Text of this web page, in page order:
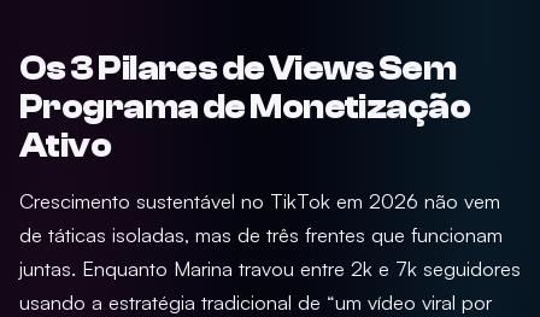
Os 3 Pilares de Views Sem
Programa de Monetização
Ativo
Crescimento sustentável no TikTok em 2026 não vem
de táticas isoladas, mas de três frentes que funcionam
juntas. Enquanto Marina travou entre 2k e 7k seguidores
usando a estratégia tradicional de “um vídeo viral por